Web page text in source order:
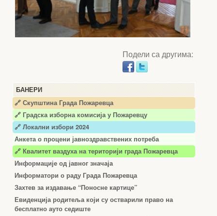
БАНЕРИ
🔗 Скупштина Града Пожаревца
🔗 Градска изборна комисија у Пожаревцу
🔗 Локални избори 2024
Анкета о процени јавноздравствених потреба
🔗 Квалитет ваздуха на територији града Пожаревца
Информације од јавног значаја
Информатори о раду Града Пожаревца
Захтев за издавање “Поносне картице”
Евиденција родитеља који су остварили право на
бесплатно ауто седиште
Подели са другима: